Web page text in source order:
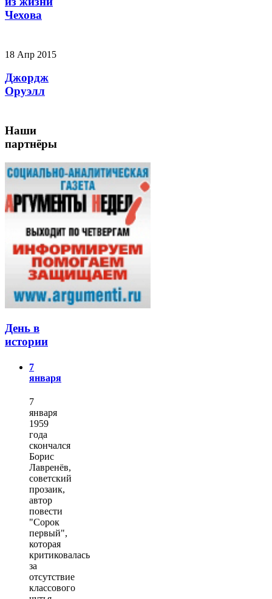
Чехова
18 Апр 2015
Джордж
Оруэлл
Наши
партнёры
День в
истории
7
января
7
января
1959
года
скончался
Борис
Лавренёв,
советский
прозаик,
автор
повести
"Сорок
первый",
которая
критиковалась
за
отсутствие
классового